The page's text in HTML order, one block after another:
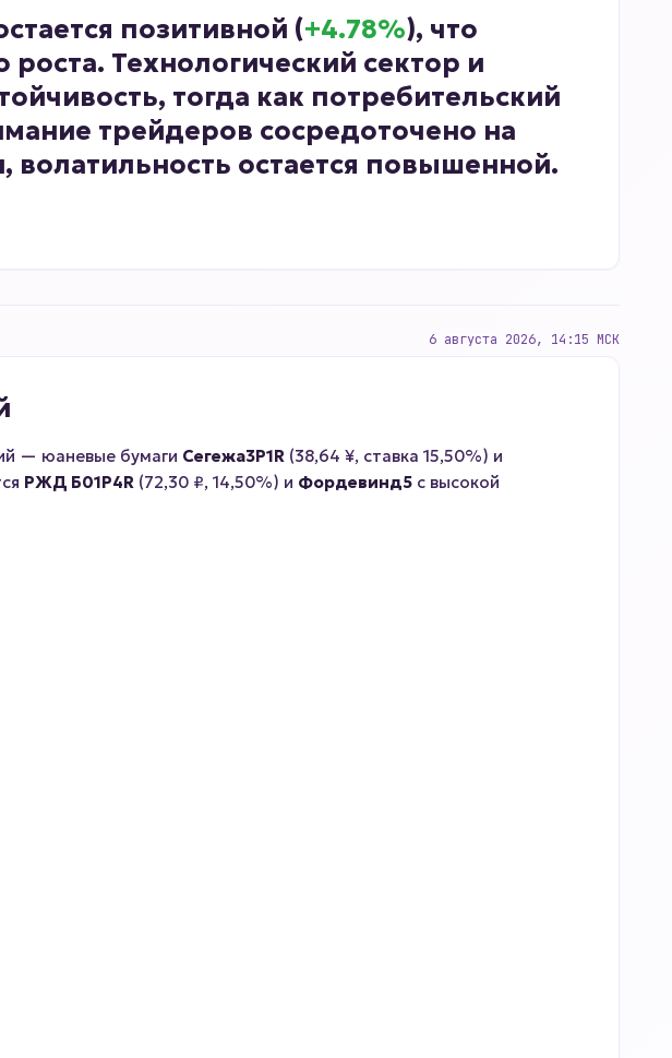
позитивной (+4.78%), что
Технологический сектор и
тогда как потребительский
трейдеров сосредоточено на
волатильность остается повышенной.
6 августа 2026, 14:15 МСК
— юаневые бумаги Сегежа3P1R (38,64 ¥, ставка 15,50%) и
РЖД Б01P4R (72,30 ₽, 14,50%) и Фордевинд5 с высокой